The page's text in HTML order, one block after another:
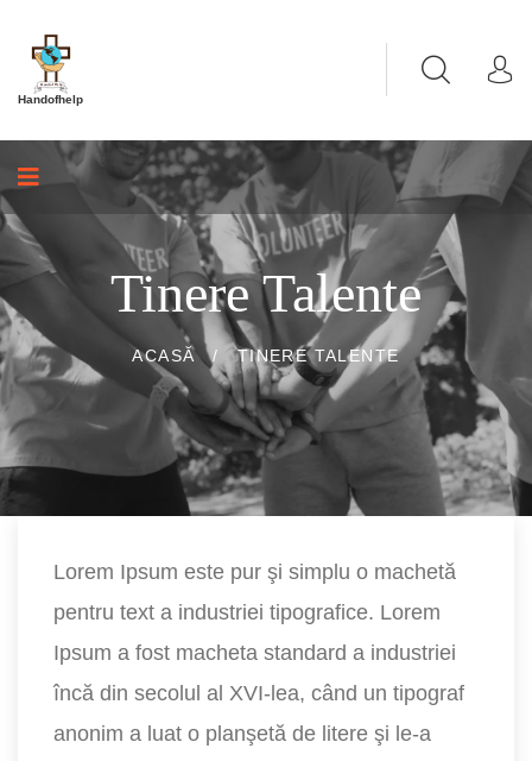
Handofhelp
Tinere Talente
ACASĂ / TINERE TALENTE
Lorem Ipsum este pur şi simplu o machetă
pentru text a industriei tipografice. Lorem
Ipsum a fost macheta standard a industriei
încă din secolul al XVI-lea, când un tipograf
anonim a luat o planşetă de litere şi le-a